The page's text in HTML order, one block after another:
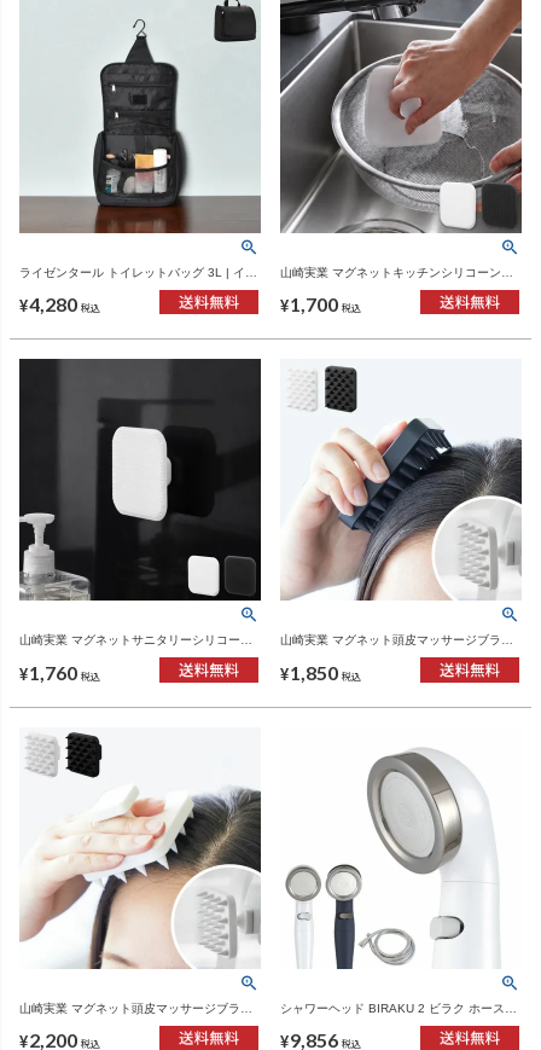
ライゼンタール トイレットバッグ 3L | イン
¥4,280 税込
山崎実業 マグネットキッチンシリコーンス
シリーズ
¥1,700 税込
山崎実業 マグネットサニタリーシリコーン
ーシリーズ
¥1,760 税込
山崎実業 マグネット頭皮マッサージブラシ
ワーシリーズ
¥1,850 税込
山崎実業 マグネット頭皮マッサージブラシ
バスグッズ・タワーシリーズ
¥2,200 税込
シャワーヘッド BIRAKU 2 ビラク ホースセ
¥9,856 税込